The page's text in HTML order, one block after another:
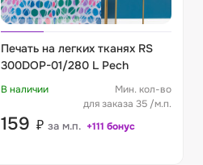
Печать на легких тканях RS
300DOP-01/280 L Pech
В наличии
Мин. кол-во
для заказа 35 /м.п.
159 ₽ за м.п. +111 бонус